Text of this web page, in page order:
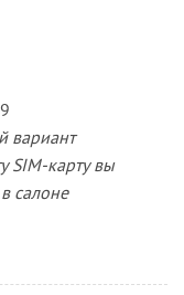
вариант
SIM-карту вы
салоне